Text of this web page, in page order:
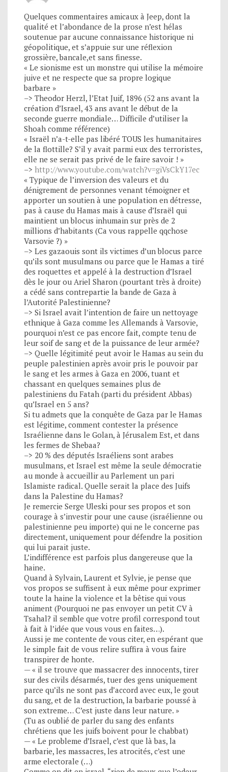
Quelques commentaires amicaux à Jeep, dont la
qualité et l’abondance de la prose n’est hélas
soutenue par aucune connaissance historique ni
géopolitique, et s’appuie sur une réflexion
grossière, bancale,et sans finesse.
« Le sionisme est un monstre qui utilise la mémoire
juive et ne respecte que sa propre logique
barbare »
–> Theodor Herzl, l’Etat Juif, 1896 (52 ans avant la
création d’Israel, 43 ans avant le début de la
seconde guerre mondiale… Difficile d’utiliser la
Shoah comme référence)
« Israël n’a-t-elle pas libéré TOUS les humanitaires
de la flottille? S’il y avait parmi eux des terroristes,
elle ne se serait pas privé de le faire savoir ! »
–> http://www.youtube.com/watch?v=giVsCkY17ec
« Typique de l’inversion des valeurs et du
dénigrement de personnes venant témoigner et
apporter un soutien à une population en détresse,
pas à cause du Hamas mais à cause d’Israël qui
maintient un blocus inhumain sur près de 2
millions d’habitants (Ca vous rappelle qqchose
Varsovie ?) »
–> Les gazaouis sont ils victimes d’un blocus parce
qu’ils sont musulmans ou parce que le Hamas a tiré
des roquettes et appelé à la destruction d’Israel
dès le jour ou Ariel Sharon (pourtant très à droite)
a cédé sans contrepartie la bande de Gaza à
l’Autorité Palestinienne?
–> Si Israel avait l’intention de faire un nettoyage
ethnique à Gaza comme les Allemands à Varsovie,
pourquoi n’est ce pas encore fait, compte tenu de
leur soif de sang et de la puissance de leur armée?
–> Quelle légitimité peut avoir le Hamas au sein du
peuple palestinien après avoir pris le pouvoir par
le sang et les armes à Gaza en 2006, tuant et
chassant en quelques semaines plus de
palestiniens du Fatah (parti du président Abbas)
qu’Israel en 5 ans?
Si tu admets que la conquête de Gaza par le Hamas
est légitime, comment contester la présence
Israélienne dans le Golan, à Jérusalem Est, et dans
les fermes de Shebaa?
–> 20 % des députés Israéliens sont arabes
musulmans, et Israel est même la seule démocratie
au monde à accueillir au Parlement un pari
Islamiste radical. Quelle serait la place des Juifs
dans la Palestine du Hamas?
Je remercie Serge Uleski pour ses propos et son
courage à s’investir pour une cause (israélienne ou
palestinienne peu importe) qui ne le concerne pas
directement, uniquement pour défendre la position
qui lui parait juste.
L’indifférence est parfois plus dangereuse que la
haine.
Quand à Sylvain, Laurent et Sylvie, je pense que
vos propos se suffisent à eux même pour exprimer
toute la haine la violence et la bêtise qui vous
animent (Pourquoi ne pas envoyer un petit CV à
Tsahal? il semble que votre profil correspond tout
à fait à l’idée que vous vous en faites…).
Aussi je me contente de vous citer, en espérant que
le simple fait de vous relire suffira à vous faire
transpirer de honte.
— « il se trouve que massacrer des innocents, tirer
sur des civils désarmés, tuer des gens uniquement
parce qu’ils ne sont pas d’accord avec eux, le gout
du sang, et de la destruction, la barbarie poussé à
son extreme… C’est juste dans leur nature. »
(Tu as oublié de parler du sang des enfants
chrétiens que les juifs boivent pour le chabbat)
— « Le probleme d’Israel, c’est que là bas, la
barbarie, les massacres, les atrocités, c’est une
arme electorale (…)